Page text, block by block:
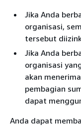
Jika Anda
organisasi,
tersebut
Jika Anda
organisasi
akan
pembagian
dapat
Anda dapat